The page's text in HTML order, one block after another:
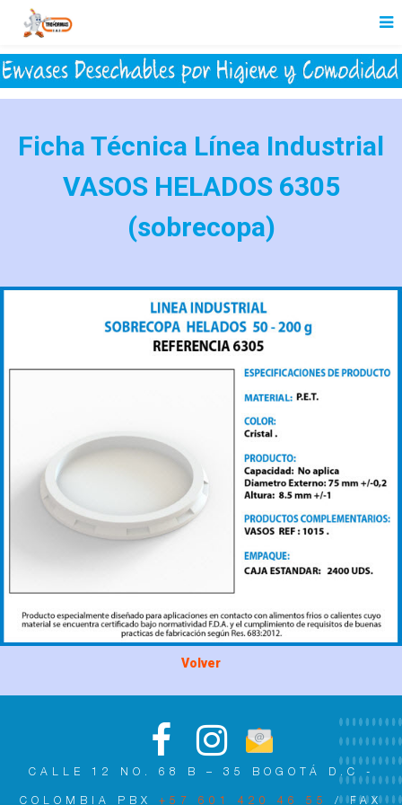
Ficha Técnica Línea Industrial
VASOS HELADOS 6305
(sobrecopa)
Volver
CALLE 12 NO. 68 B – 35 BOGOTÁ D.C -
COLOMBIA PBX +57 601 420 46 55 / FAX